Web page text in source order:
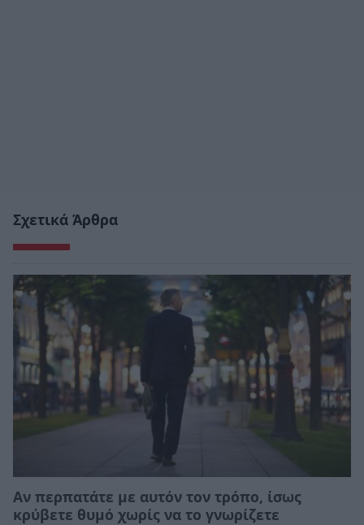
Σχετικά Άρθρα
Αν περπατάτε με αυτόν τον τρόπο, ίσως
κρύβετε θυμό χωρίς να το γνωρίζετε